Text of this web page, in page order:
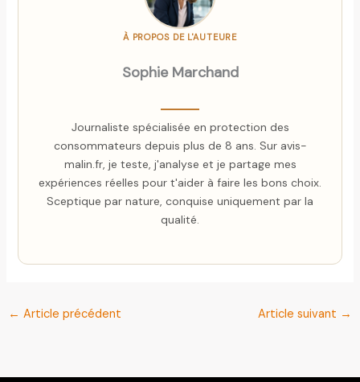
À PROPOS DE L'AUTEURE
Sophie Marchand
Journaliste spécialisée en protection des
consommateurs depuis plus de 8 ans. Sur avis-
malin.fr, je teste, j'analyse et je partage mes
expériences réelles pour t'aider à faire les bons choix.
Sceptique par nature, conquise uniquement par la
qualité.
← Article précédent Article suivant →